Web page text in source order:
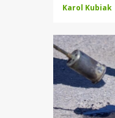
Karol Kubiak